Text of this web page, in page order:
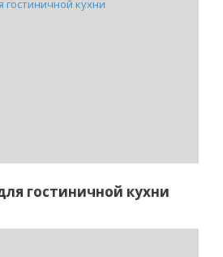
гостиничной кухни